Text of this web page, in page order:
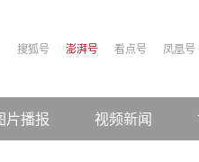
搜狐号 澎湃号 看点号 凤凰号
片播报 视频新闻